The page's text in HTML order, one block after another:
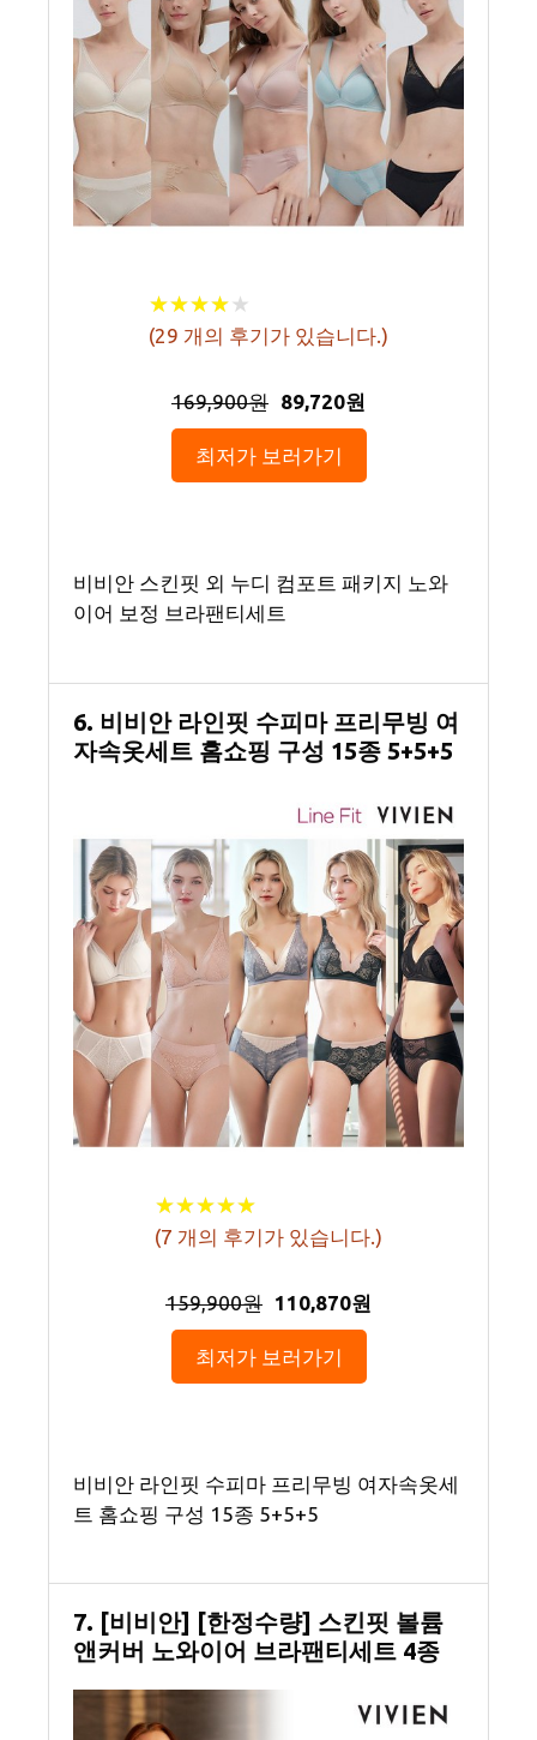
★★★★★
★★★★★
(29 개의 후기가 있습니다.)
169,900원 89,720원
최저가 보러가기
비비안 스킨핏 외 누디 컴포트 패키지 노와
이어 보정 브라팬티세트
6. 비비안 라인핏 수피마 프리무빙 여
자속옷세트 홈쇼핑 구성 15종 5+5+5
★★★★★
★★★★★
(7 개의 후기가 있습니다.)
159,900원 110,870원
최저가 보러가기
비비안 라인핏 수피마 프리무빙 여자속옷세
트 홈쇼핑 구성 15종 5+5+5
7. [비비안] [한정수량] 스킨핏 볼륨
앤커버 노와이어 브라팬티세트 4종